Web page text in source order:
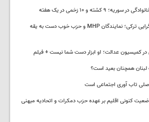
۹ کشته و ۱۰ زخمی در یک هفته
تنش بر سر میراث ملی گرایی ترکی؛ نمایندگان MHP و حزب خوب دست به یقه
کمیسیون عدالت؛ او ابزار دست شما نیست + فیلم
لبنان همچنان بعید است؟
تاب آوری اجتماعی است
کنونی اقلیم بر عهده حزب دمکرات و اتحادیه میهنی